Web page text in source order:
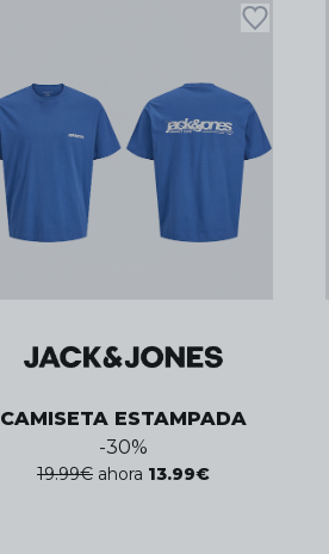
CAMISETA ESTAMPADA
-30%
19.99€ ahora 13.99€